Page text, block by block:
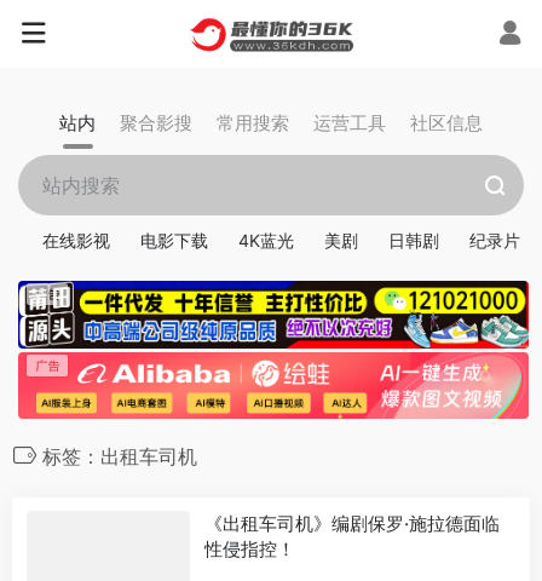
站内 聚合影搜 常用搜索 运营工具 社区信息
在线影视 电影下载 4K蓝光 美剧 日韩剧 纪录片
标签：出租车司机
《出租车司机》编剧保罗·施拉德面临
性侵指控！